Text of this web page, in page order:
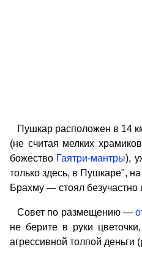
Пушкар расположен в 14
(не считая мелких
божество Гаятри-мантры),
только здесь, в Пушкаре",
Брахму — стоял безучастно
Совет по размещению —
не берите в руки
агрессивной толпой деньги